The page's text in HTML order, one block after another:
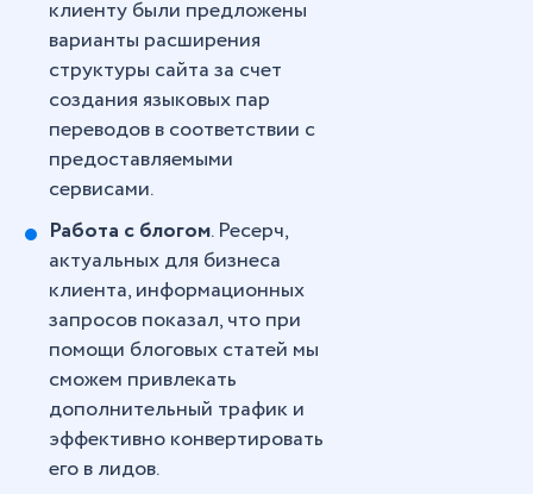
клиенту были предложены
варианты расширения
структуры сайта за счет
создания языковых пар
переводов в соответствии с
предоставляемыми
сервисами.
Работа с блогом. Ресерч,
актуальных для бизнеса
клиента, информационных
запросов показал, что при
помощи блоговых статей мы
сможем привлекать
дополнительный трафик и
эффективно конвертировать
его в лидов.